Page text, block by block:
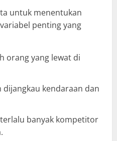
untuk menentukan
penting yang
orang yang lewat di
dijangkau kendaraan dan
terlalu banyak kompetitor